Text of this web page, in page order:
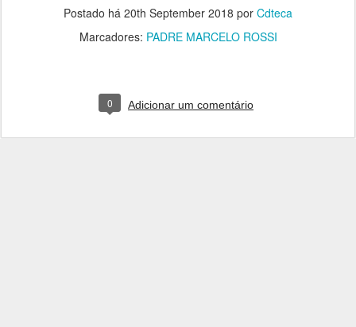
Postado há 20th September 2018 por Cdteca
Marcadores: PADRE MARCELO ROSSI
0 Adicionar um comentário